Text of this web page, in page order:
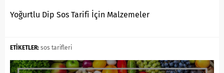
Yoğurtlu Dip Sos Tarifi İçin Malzemeler
ETİKETLER: sos tarifleri